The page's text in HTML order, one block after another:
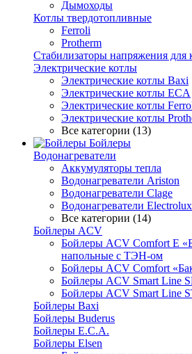
Дымоходы
Котлы твердотопливные
Ferroli
Protherm
Стабилизаторы напряжения для
Электрические котлы
Электрические котлы Baxi
Электрические котлы ECA
Электрические котлы
Электрические котлы
Все категории (13)
Бойлеры
Водонагреватели
Аккумуляторы тепла
Водонагреватели Ariston
Водонагреватели Clage
Водонагреватели Electrolux
Все категории (14)
Бойлеры ACV
Бойлеры ACV Comfort E
напольные c ТЭН-ом
Бойлеры ACV Comfort
Бойлеры ACV Smart Line
Бойлеры ACV Smart Line
Бойлеры Baxi
Бойлеры Buderus
Бойлеры E.C.A.
Бойлеры Elsen